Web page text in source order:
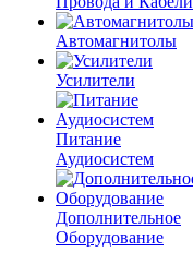
Автомагнитолы
Усилители
Питание
Аудиосистем
Дополнительное
Оборудование